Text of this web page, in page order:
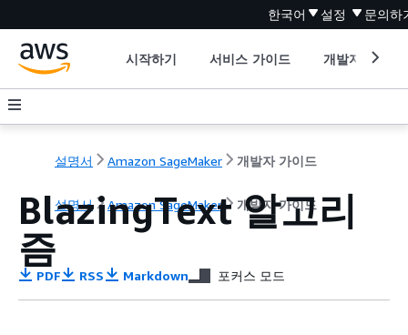
한국어 설정 문의하
시작하기 서비스 가이드 개발자 도구
설명서 Amazon SageMaker 개발자 가이드
설명서 Amazon SageMaker 개발자 가이드
BlazingText 알고리
즘
PDF RSS Markdown 포커스 모드